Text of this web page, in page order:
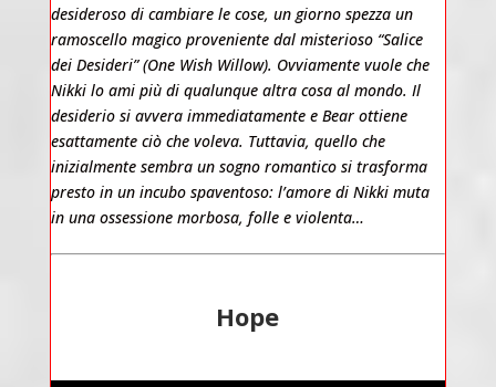
desideroso di cambiare le cose, un giorno spezza un
ramoscello magico proveniente dal misterioso “Salice
dei Desideri” (One Wish Willow). Ovviamente vuole che
Nikki lo ami più di qualunque altra cosa al mondo. Il
desiderio si avvera immediatamente e Bear ottiene
esattamente ciò che voleva. Tuttavia, quello che
inizialmente sembra un sogno romantico si trasforma
presto in un incubo spaventoso: l’amore di Nikki muta
in una ossessione morbosa, folle e violenta…
Hope